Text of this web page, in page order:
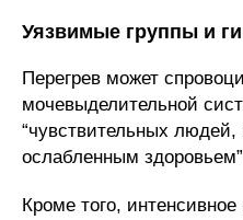
Уязвимые группы и
Перегрев может
мочевыделительной
“чувствительных
ослабленным
Кроме того, интенсивное